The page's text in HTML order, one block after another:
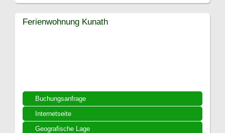
Buchungsanfrage
Internetseite
Geografische Lage
Ferienwohnung Kunath